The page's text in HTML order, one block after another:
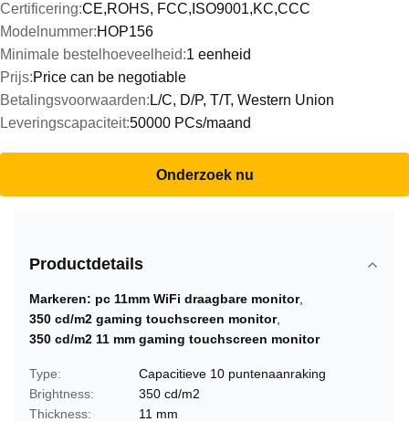
Certificering:CE,ROHS, FCC,ISO9001,KC,CCC
Modelnummer:HOP156
Minimale bestelhoeveelheid:1 eenheid
Prijs:Price can be negotiable
Betalingsvoorwaarden: L/C, D/P, T/T, Western Union
Leveringscapaciteit:50000 PCs/maand
Onderzoek nu
Productdetails
Markeren: pc 11mm WiFi draagbare monitor,
350 cd/m2 gaming touchscreen monitor,
350 cd/m2 11 mm gaming touchscreen monitor
Type:
Capacitieve 10 puntenaanraking
Brightness:
350 cd/m2
Thickness:
11 mm